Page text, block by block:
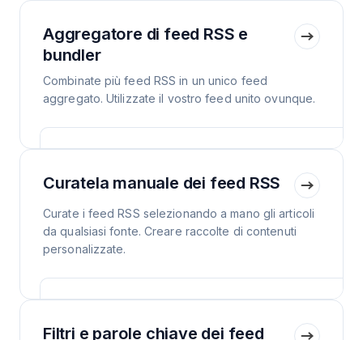
Aggregatore di feed RSS e
bundler
Combinate più feed RSS in un unico feed
aggregato. Utilizzate il vostro feed unito ovunque.
Curatela manuale dei feed RSS
Curate i feed RSS selezionando a mano gli articoli
da qualsiasi fonte. Creare raccolte di contenuti
personalizzate.
Filtri e parole chiave dei feed